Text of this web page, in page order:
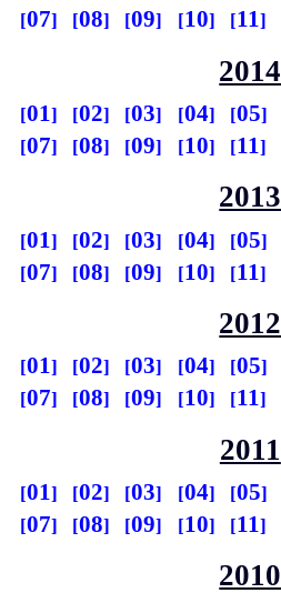
07
08 09 10 11
2014
01 02 03 04 05
07
08 09 10 11
2013
01 02 03 04 05
07
08 09 10 11
2012
01 02 03 04 05
07
08 09 10 11
2011
01 02 03 04 05
07
08 09 10 11
2010